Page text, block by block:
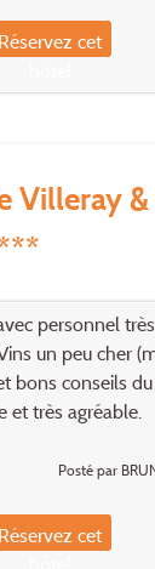
Réservez cet
Villeray &
personnel
un peu cher
bons conseils
et très agréable.
Posté par
Réservez cet